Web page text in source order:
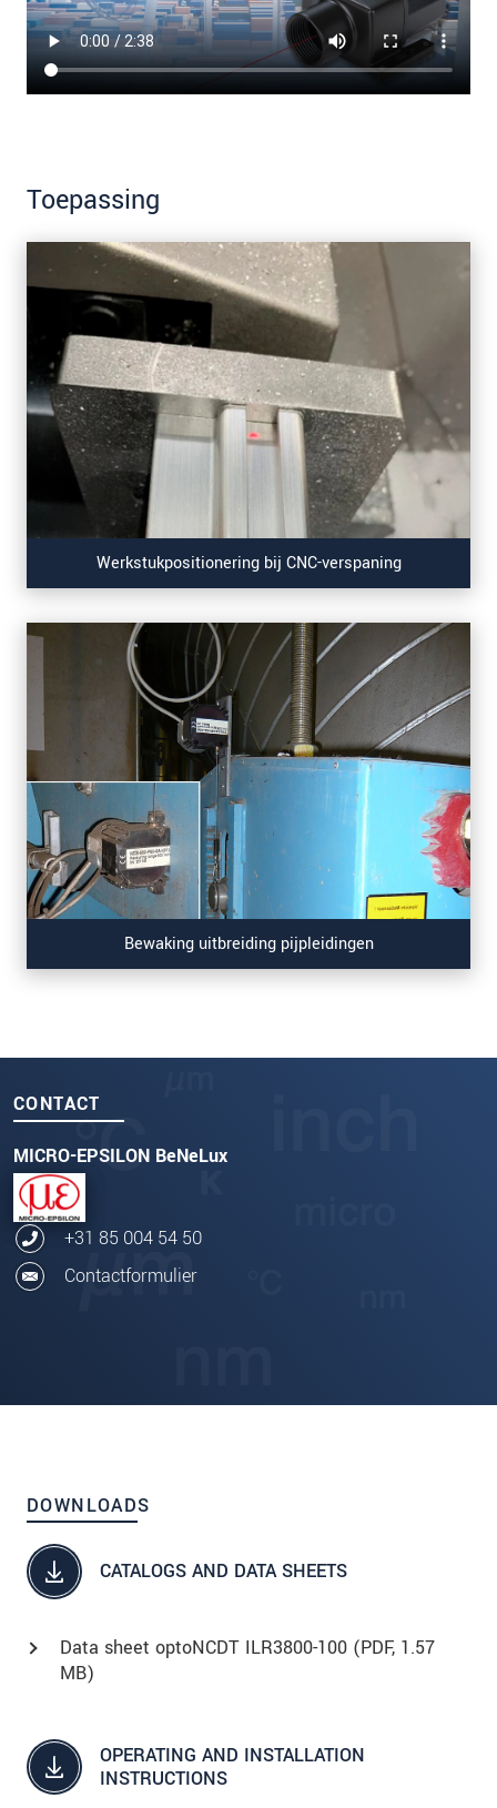
Toepassing
Werkstukpositionering bij CNC-verspaning
Bewaking uitbreiding pijpleidingen
CONTACT
MICRO-EPSILON BeNeLux
+31 85 004 54 50
Contactformulier
DOWNLOADS
CATALOGS AND DATA SHEETS
Data sheet optoNCDT ILR3800-100 (PDF, 1.57
MB)
OPERATING AND INSTALLATION
INSTRUCTIONS